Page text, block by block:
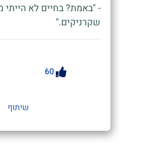
- "באמת? בחיים לא
שקרניקים."
60
שיתוף